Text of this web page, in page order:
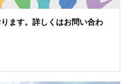
ます。詳しくはお問い合わ